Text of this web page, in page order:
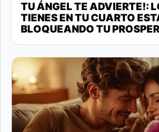
TU ÁNGEL TE ADVIERTE!:
TIENES EN TU CUARTO
BLOQUEANDO TU